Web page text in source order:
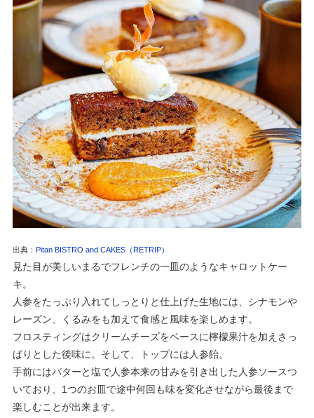
出典： Pitan BISTRO and CAKES（RETRIP）
見た目が美しいまるでフレンチの一皿のようなキャロットケー
キ。
人参をたっぷり入れてしっとりと仕上げた生地には、シナモンや
レーズン、くるみをも加えて食感と風味を楽しめます。
フロスティングはクリームチーズをベースに檸檬果汁を加えさっ
ぱりとした後味に。そして、トップには人参飴。
手前にはバターと塩で人参本来の甘みを引き出した人参ソースつ
いており、1つのお皿で途中何回も味を変化させながら最後まで
楽しむことが出来ます。